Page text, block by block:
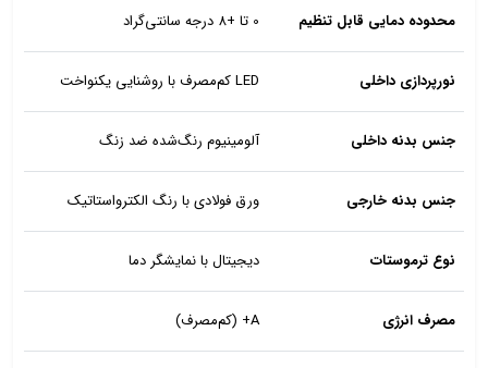
محدوده دمایی قابل تنظیم 0 تا +8 درجه سانتی‌گراد
نورپردازی داخلی LED کم‌مصرف با روشنایی یکنواخت
جنس بدنه داخلی آلومینیوم رنگ‌شده ضد زنگ
جنس بدنه خارجی ورق فولادی با رنگ الکترواستاتیک
نوع ترموستات دیجیتال با نمایشگر دما
مصرف انرژی A+ (کم‌مصرف)